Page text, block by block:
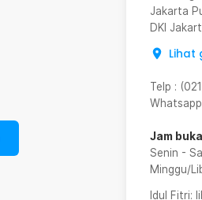
Jakarta
DKI
Lihat
Telp :
Jam
Senin -
Minggu/
Idul Fitri: